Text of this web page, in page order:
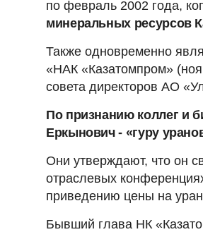
по февраль 2002 года,
минеральных ресурсов
Также одновременно
«НАК «Казатомпром»
совета директоров АО
По признанию коллег и
Еркынович - «гуру
Они утверждают, что он
отраслевых
приведению цены на
Бывший глава НК